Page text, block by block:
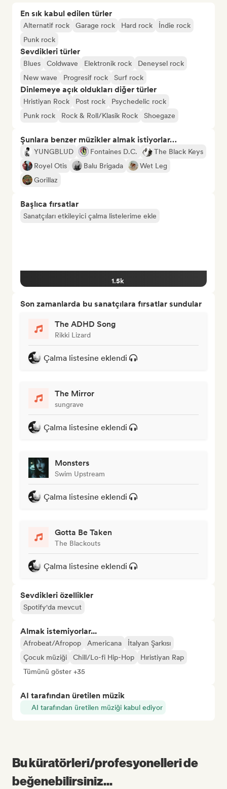
En sık kabul edilen türler
Alternatif rock Garage rock Hard rock
İndie rock
Punk rock
Sevdikleri türler
Blues Coldwave Elektronik rock
Deneysel rock
New wave
Progresif rock Surf rock
Dinlemeye açık oldukları diğer türler
Hristiyan Rock Post rock
Psychedelic rock
Punk rock
Rock & Roll/Klasik Rock Shoegaze
Şunlara benzer müzikler almak istiyorlar…
YUNGBLUD Fontaines D.C.
The Black Keys
Royel Otis
Balu Brigada
Wet Leg
Gorillaz
Başlıca fırsatlar
Sanatçıları etkileyici çalma listelerime ekle
1.5k
Son zamanlarda bu sanatçılara fırsatlar sundular
The ADHD Song
Rikki Lizard
Çalma listesine eklendi
The Mirror
sungrave
Çalma listesine eklendi
Monsters
Swim Upstream
Çalma listesine eklendi
Gotta Be Taken
The Blackouts
Çalma listesine eklendi
Sevdikleri özellikler
Spotify'da mevcut
Almak istemiyorlar...
Afrobeat/Afropop Americana
İtalyan Şarkısı
Çocuk müziği
Chill/Lo-fi Hip-Hop
Hıristiyan Rap
Tümünü göster +35
AI tarafından üretilen müzik
AI tarafından üretilen müziği kabul ediyor
Bu küratörleri/profesyonelleri de
beğenebilirsiniz...